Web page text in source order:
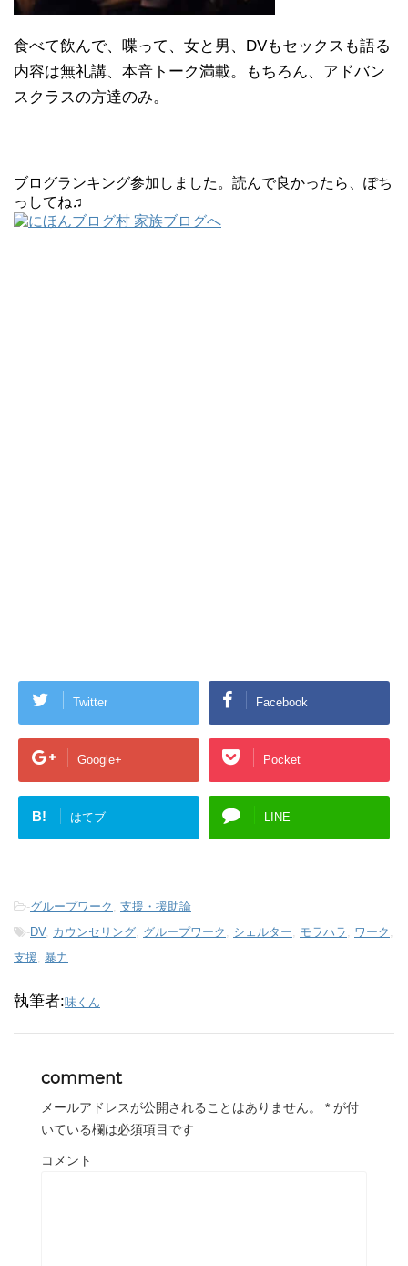
食べて飲んで、喋って、女と男、DVもセックスも語る
内容は無礼講、本音トーク満載。もちろん、アドバン
スクラスの方達のみ。
ブログランキング参加しました。読んで良かったら、ぽち
っしてね♫
Twitter Facebook
Google+ Pocket
B! はてブ LINE
-グループワーク
支援・援助論
-DV, カウンセリング グループワーク シェルター モラハラ ワーク
支援 暴力
執筆者:味くん
comment
メールアドレスが公開されることはありません。 * が付
いている欄は必須項目です
コメント